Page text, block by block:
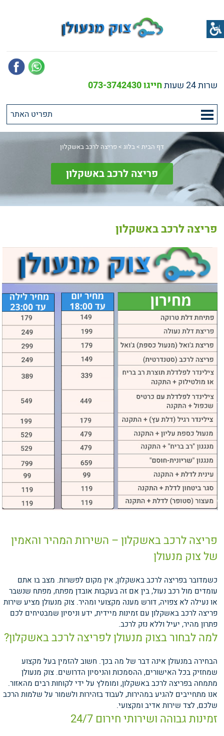
שרות 24 שעות חייגו 073-3742430
דף הבית >בלוג > פריצה לרכב באשקלון
פריצה לרכב באשקלון
פריצה לרכב באשקלון
פריצה לרכב באשקלון – השירות המהיר והאמין
של צוק מנעולן
כשמדובר בפריצה לרכב באשקלון, אין מקום לפשרות. מצב בו אתם
עומדים מול רכב נעול, בין אם זה בעקבות אובדן מפתח, מפתח שנשבר
או נעילה לא צפויה, דורש מענה מקצועי ומהיר. צוק מנעולן מציע שירות
פריצה לרכב באשקלון עם זמינות מיידית, ידע וניסיון שמבטיחים לכם
פתרון מהיר, יעיל וללא נזק לרכב.
למה לבחור בצוק מנעולן לפריצה לרכב באשקלון?
הבחירה במנעולן אינה דבר של מה בכך. חשוב להזמין בעל מקצוע
שמחזיק בכל האישורים, ההסמכות והניסיון הדרושים. צוק מנעולן
מתמחה בפריצה לרכב באשקלון, ומומלץ על ידי לקוחות רבים מהאזור.
אנו מתחייבים להגיע במהירות, לעבוד בזהירות ולשמור על שלמות הרכב
שלכם, לצד שירות אדיב ומקצועי.
זמינות גבוהה ושירותי חירום 24/7